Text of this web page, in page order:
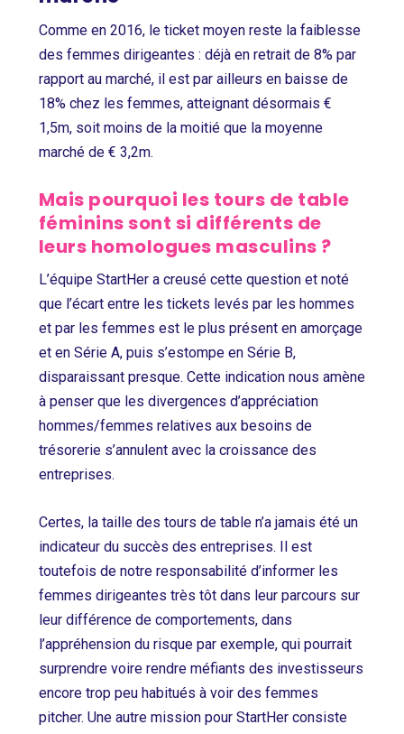
Comme en 2016, le ticket moyen reste la faiblesse
des femmes dirigeantes : déjà en retrait de 8% par
rapport au marché, il est par ailleurs en baisse de
18% chez les femmes, atteignant désormais €
1,5m, soit moins de la moitié que la moyenne
marché de € 3,2m.
Mais pourquoi les tours de table
féminins sont si différents de
leurs homologues masculins ?
L’équipe StartHer a creusé cette question et noté
que l’écart entre les tickets levés par les hommes
et par les femmes est le plus présent en amorçage
et en Série A, puis s’estompe en Série B,
disparaissant presque. Cette indication nous amène
à penser que les divergences d’appréciation
hommes/femmes relatives aux besoins de
trésorerie s’annulent avec la croissance des
entreprises.
Certes, la taille des tours de table n’a jamais été un
indicateur du succès des entreprises. Il est
toutefois de notre responsabilité d’informer les
femmes dirigeantes très tôt dans leur parcours sur
leur différence de comportements, dans
l’appréhension du risque par exemple, qui pourrait
surprendre voire rendre méfiants des investisseurs
encore trop peu habitués à voir des femmes
pitcher. Une autre mission pour StartHer consiste